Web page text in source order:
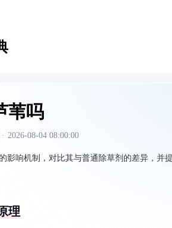
苇吗
· 2026-08-04 08:00:00
影响机制，对比其与普通除草剂的差异，并
理